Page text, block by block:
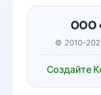
ООО
© 2010-
Создайте